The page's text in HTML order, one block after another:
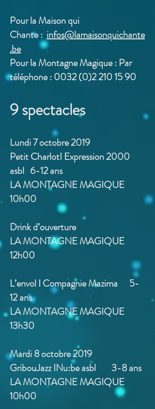
Pour la Maison qui
Chante : infos@lamaisonquichante
.be
Pour la Montagne Magique : Par
téléphone :0032 (0)2 210 15 90
9 spectacles
Lundi 7 octobre 2019
Petit CharlotI Expression 2000
asbl 6-12 ans
LA MONTAGNE MAGIQUE
10h00
Drink d’ouverture
LA MONTAGNE MAGIQUE
12h00
L’envol I Compagnie Mazima 5-
12 ans
LA MONTAGNE MAGIQUE
13h30
Mardi 8 octobre 2019
GribouJazz INu:be asbl 3-8 ans
LA MONTAGNE MAGIQUE
10h00